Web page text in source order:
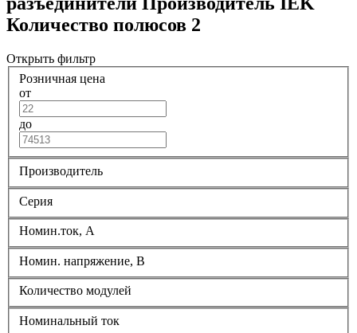
Количество полюсов 2
Открыть фильтр
Розничная цена
от
до
Производитель
Серия
Номин.ток, А
Номин. напряжение, В
Количество модулей
Номинальный ток